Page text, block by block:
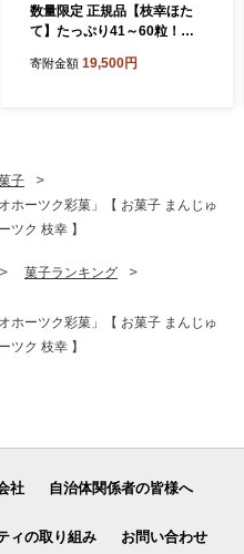
数量限定 正規品【枝幸ほた
て】たっぷり41～60粒！旨
［プロも認めるオホーツクブ
寄附金額 19,500円
子
ホーツク彩菓」【 お菓子 まんじゅ
ツク 枝幸 】
菓子ランキング
ホーツク彩菓」【 お菓子 まんじゅ
ツク 枝幸 】
社 自治体関係者の皆様へ
ィの取り組み お問い合わせ